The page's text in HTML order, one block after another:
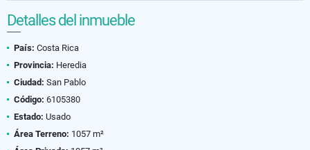
Detalles del inmueble
País: Costa Rica
Provincia: Heredia
Ciudad: San Pablo
Código: 6105380
Estado: Usado
Área Terreno: 1057 m²